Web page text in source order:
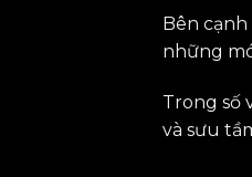
Bên
những
Trong số
và sưu